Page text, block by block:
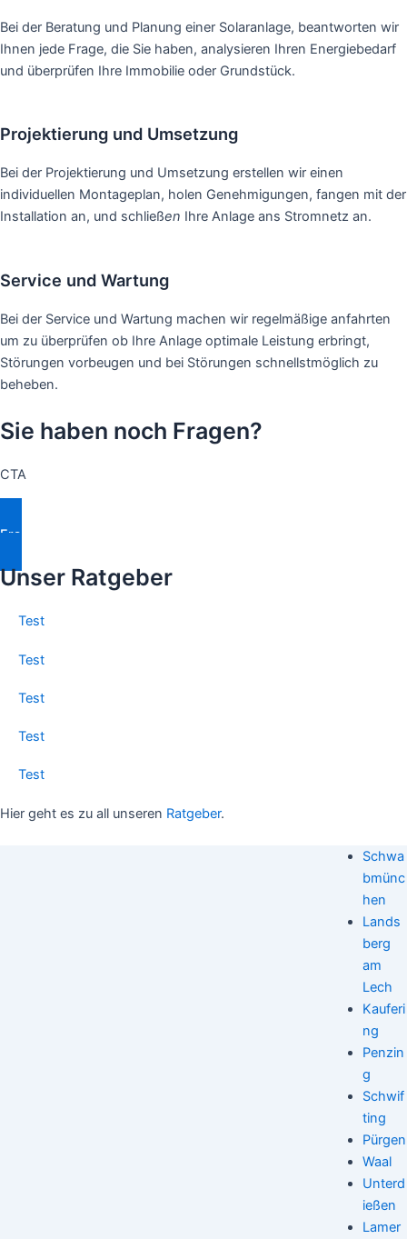
Bei der Beratung und Planung einer Solaranlage, beantworten wir
Ihnen jede Frage, die Sie haben, analysieren Ihren Energiebedarf
und überprüfen Ihre Immobilie oder Grundstück.
Projektierung und Umsetzung
Bei der Projektierung und Umsetzung erstellen wir einen
individuellen Montageplan, holen Genehmigungen, fangen mit der
Installation an, und schließen Ihre Anlage ans Stromnetz an.
Service und Wartung
Bei der Service und Wartung machen wir regelmäßige anfahrten
um zu überprüfen ob Ihre Anlage optimale Leistung erbringt,
Störungen vorbeugen und bei Störungen schnellstmöglich zu
beheben.
Sie haben noch Fragen?
CTA
Fragen Stellen
Unser Ratgeber
Test
Test
Test
Test
Test
Hier geht es zu all unseren Ratgeber.
Schwa
bmünc
hen
Lands
berg
am
Lech
Kauferi
ng
Penzin
g
Schwif
ting
Pürgen
Waal
Unterd
ießen
Lamer